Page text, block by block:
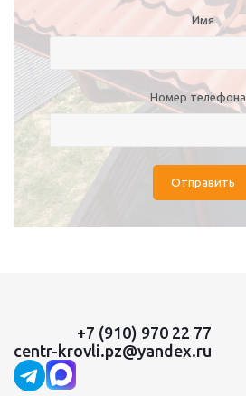
Имя
Номер телефона
Отправить
+7 (910) 970 22 77
centr-krovli.pz@yandex.ru